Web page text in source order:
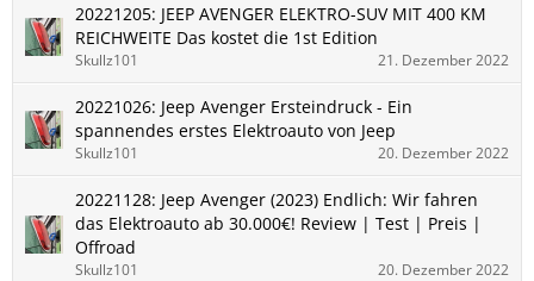
20221205: JEEP AVENGER ELEKTRO-SUV MIT 400 KM
REICHWEITE Das kostet die 1st Edition
Skullz101 21. Dezember 2022
20221026: Jeep Avenger Ersteindruck - Ein
spannendes erstes Elektroauto von Jeep
Skullz101 20. Dezember 2022
20221128: Jeep Avenger (2023) Endlich: Wir fahren
das Elektroauto ab 30.000€! Review | Test | Preis |
Offroad
Skullz101 20. Dezember 2022